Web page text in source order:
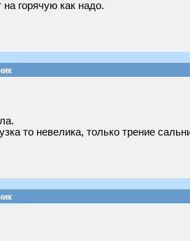
горячую как надо.
то невелика, только трение